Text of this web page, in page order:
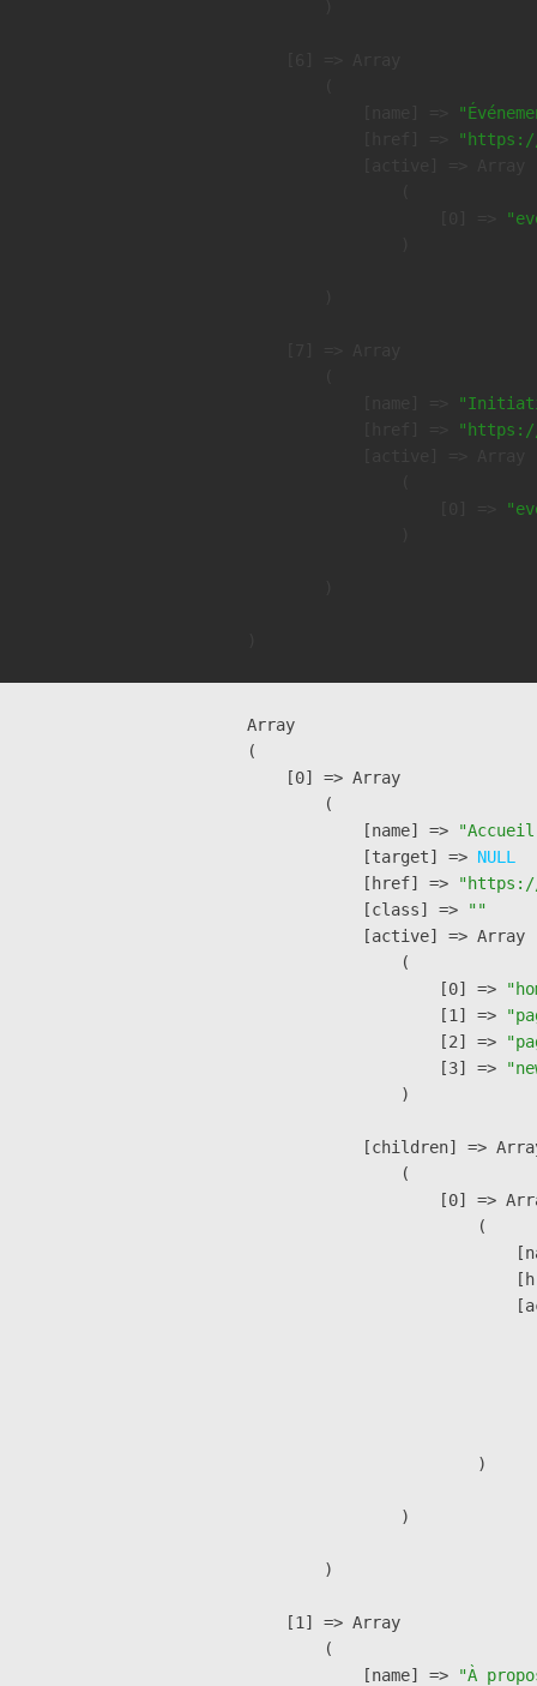
Array
(
    [0] => Array
        (
            [name] =>
            [target] =>
NULL
            [href] =>
            [class] =>
""
            [active] => Array
                (
                    [0] =>
                    [1] =>
                    [2] =>
                    [3] =>
                )
[children] =>
                (
[0] =>
                        (
                        )
                )
        )
    [1] => Array
        (
            [name] =>
"À